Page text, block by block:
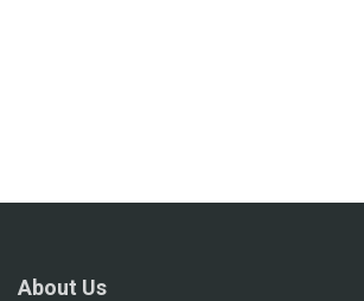
About Us